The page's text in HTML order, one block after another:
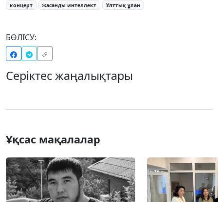
концерт жасанды интеллект Ұлттық ұлан
БӨЛІСУ:
Серіктес жаңалықтары
Ұқсас мақалалар